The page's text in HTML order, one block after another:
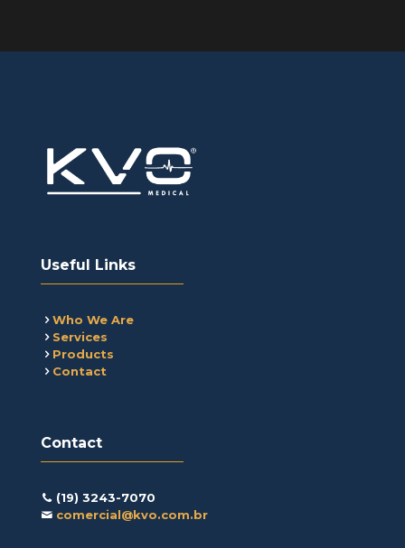
Useful Links
Who We Are
Services
Products
Contact
Contact
(19) 3243-7070
comercial@kvo.com.br